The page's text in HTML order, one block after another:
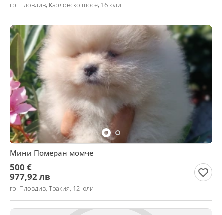
гр. Пловдив, Карловско шосе, 16 юли
Мини Померан момче
500 €
977,92 лв
гр. Пловдив, Тракия, 12 юли